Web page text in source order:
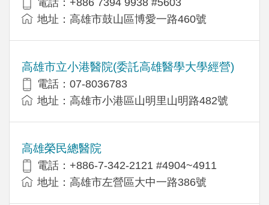
地址：高雄市鼓山區博愛一路460號
高雄市立小港醫院(委託高雄醫學大學經營)
電話：07-8036783
地址：高雄市小港區山明里山明路482號
高雄榮民總醫院
電話：+886-7-342-2121 #4904~4911
地址：高雄市左營區大中一路386號